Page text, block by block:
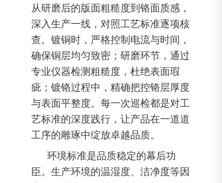
从研磨后的版面粗糙度到铬面质感，
深入生产一线，对照工艺标准逐项核
查。镀铜时，严格控制电流与时间，
确保铜层均匀致密；研磨环节，通过
专业仪器检测粗糙度，杜绝表面瑕
疵；镀铬过程中，精确把控铬层厚度
与表面平整度。每一次巡检都是对工
艺标准的深度践行，让产品在一道道
工序的雕琢中绽放卓越品质。
环境标准是品质稳定的幕后功
臣。生产环境的温湿度、洁净度等因